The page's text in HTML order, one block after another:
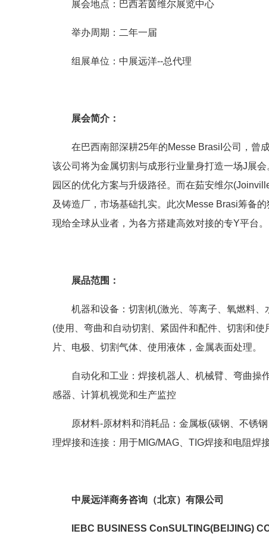
展会地点：巴西若茵维尔展览中心
举办周期：二年一届
组展单位：中展远洋--总代理
展会简介：
在巴西南部深耕25年的Messe BrasiI公司，曾
该公司将为金属切割与成形行业量身打造一场J展
园区的优化方案与升级路径。而在茹安维尔
及铸造厂，市场基础扎实。此次Messe Brasi筹备
现给全球从业者，为各方搭建高效对接的专Y平台。
展品范围：
机器和设备：切割机(激光、等离子、氧燃料
(使用、弯曲和自动切割、紧固件和配件、切割和
片、电极、切割气体、使用液体，金属表面处理。
自动化和工业：焊接机器人、机械臂、弯曲
感器、计算机视觉和生产监控
原材料-原材料和消耗品：金属板(碳钢、不锈
理焊接和连接：用于MIG/MAG、TIG焊接和电阻焊
中展远洋商务咨询（北京）有限公司
IEBC BUSINESS ConSULTING(BEIJING)